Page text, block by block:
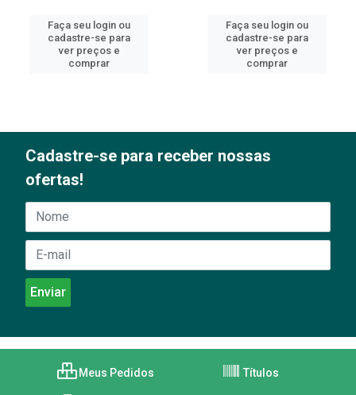
Faça seu login ou
cadastre-se para
ver preços e
comprar
Faça seu login ou
cadastre-se para
ver preços e
comprar
Cadastre-se para receber nossas
ofertas!
Meus Pedidos Títulos